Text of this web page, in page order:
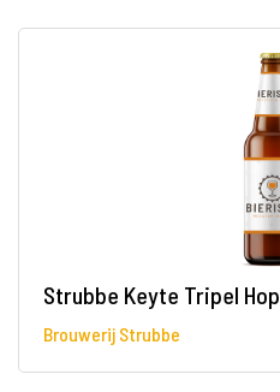
Strubbe Keyte Tripel Hop
Brouwerij Strubbe